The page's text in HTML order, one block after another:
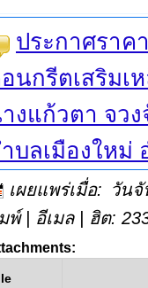
ประกาศราค
นกรีตเสริมเ
งแก้วตา จว
บลเมืองใหม่
เผยแพร่เมื่อ: วัน
พ์
อีเมล | ฮิต: